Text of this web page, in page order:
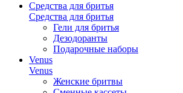
Средства для бритья
Средства для бритья
Гели для бритья
Дезодоранты
Подарочные наборы
Venus
Venus
Женские бритвы